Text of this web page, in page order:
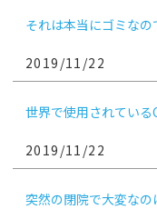
それは本当にゴミなの
2019/11/22
世界で使用されてい
2019/11/22
突然の閉院で大変な